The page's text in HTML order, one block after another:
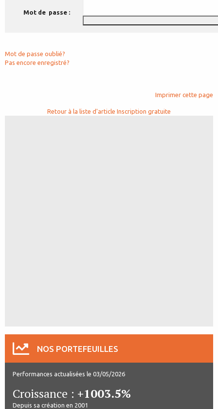
Mot de passe :
Mot de passe oublié?
Pas encore enregistré?
Imprimer cette page
Retour à la liste d'article Inscription gratuite
NOS PORTEFEUILLES
Performances actualisées le 03/05/2026
Croissance : +1003.5%
Depuis sa création en 2001